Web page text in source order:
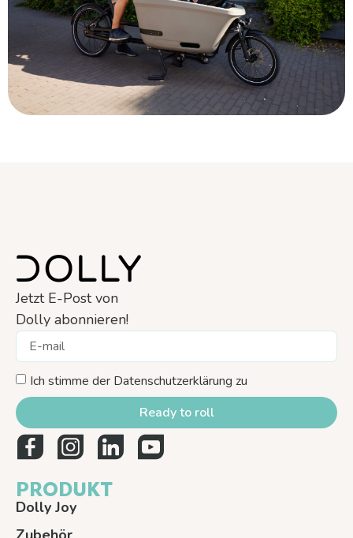
Jetzt E-Post von
Dolly abonnieren!
Ich stimme der Datenschutzerklärung zu
Ready to roll
PRODUKT
Dolly Joy